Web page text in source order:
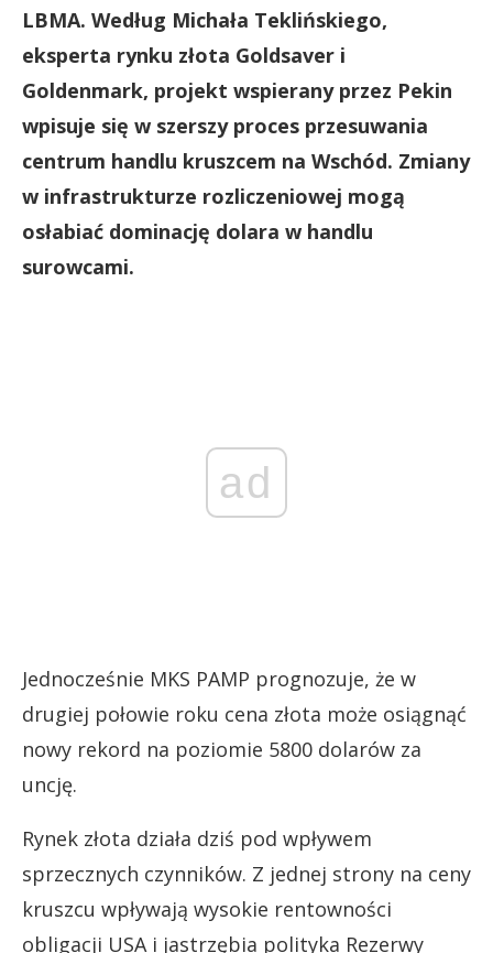
LBMA. Według Michała Teklińskiego,
eksperta rynku złota Goldsaver i
Goldenmark, projekt wspierany przez Pekin
wpisuje się w szerszy proces przesuwania
centrum handlu kruszcem na Wschód. Zmiany
w infrastrukturze rozliczeniowej mogą
osłabiać dominację dolara w handlu
surowcami.
ad
Jednocześnie MKS PAMP prognozuje, że w
drugiej połowie roku cena złota może osiągnąć
nowy rekord na poziomie 5800 dolarów za
uncję.
Rynek złota działa dziś pod wpływem
sprzecznych czynników. Z jednej strony na ceny
kruszcu wpływają wysokie rentowności
obligacji USA i jastrzębia polityka Rezerwy